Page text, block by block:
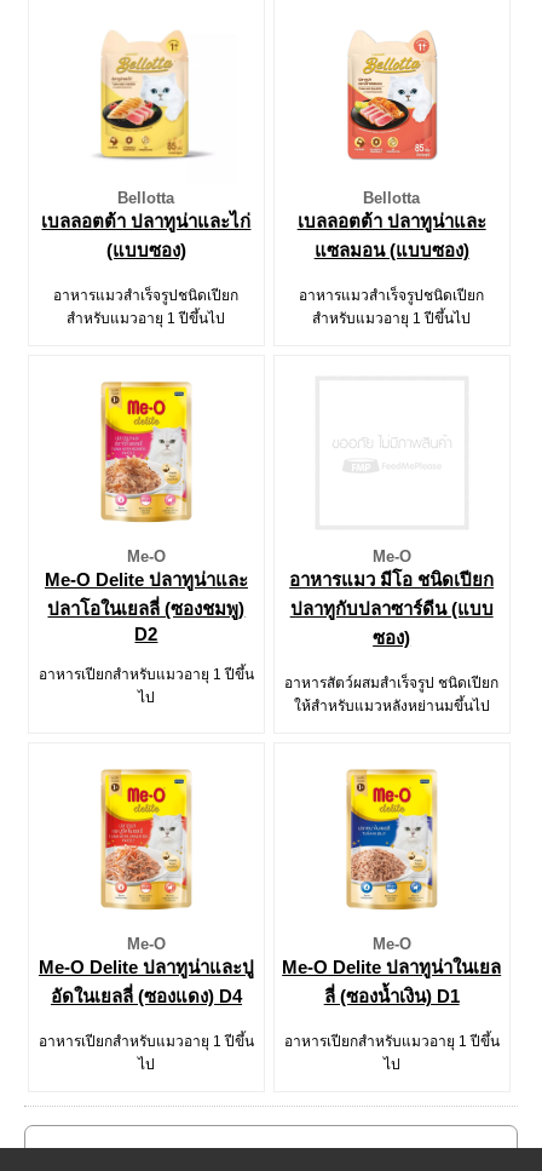
Bellotta
เบลลอตต้า ปลาทูน่าและไก่
(แบบซอง)
อาหารแมวสำเร็จรูปชนิดเปียก
สำหรับแมวอายุ 1 ปีขึ้นไป
Bellotta
เบลลอตต้า ปลาทูน่าและ
แซลมอน (แบบซอง)
อาหารแมวสำเร็จรูปชนิดเปียก
สำหรับแมวอายุ 1 ปีขึ้นไป
Me-O
Me-O Delite ปลาทูน่าและ
ปลาโอในเยลลี่ (ซองชมพู)
D2
อาหารเปียกสำหรับแมวอายุ 1 ปีขึ้น
ไป
Me-O
อาหารแมว มีโอ ชนิดเปียก
ปลาทูกับปลาซาร์ดีน (แบบ
ซอง)
อาหารสัตว์ผสมสำเร็จรูป ชนิดเปียก
ให้สำหรับแมวหลังหย่านมขึ้นไป
Me-O
Me-O Delite ปลาทูน่าและปู
อัดในเยลลี่ (ซองแดง) D4
อาหารเปียกสำหรับแมวอายุ 1 ปีขึ้น
ไป
Me-O
Me-O Delite ปลาทูน่าในเยล
ลี่ (ซองน้ำเงิน) D1
อาหารเปียกสำหรับแมวอายุ 1 ปีขึ้น
ไป